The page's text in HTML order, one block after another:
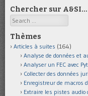
Chercher sur A&SI…
Search
Thèmes
Articles à suites (164)
Analyse de données et
Analyser un FEC avec
Collecter des données
Enregistreur de macros
Extraire les pistes audio